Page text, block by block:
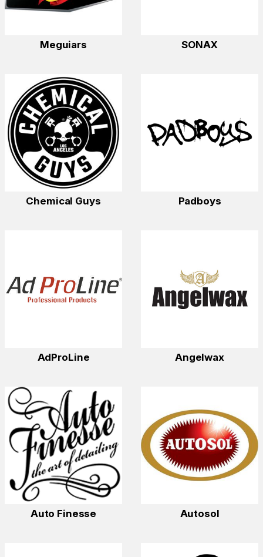
Meguiars SONAX
Chemical Guys Padboys
AdProLine Angelwax
Auto Finesse Autosol